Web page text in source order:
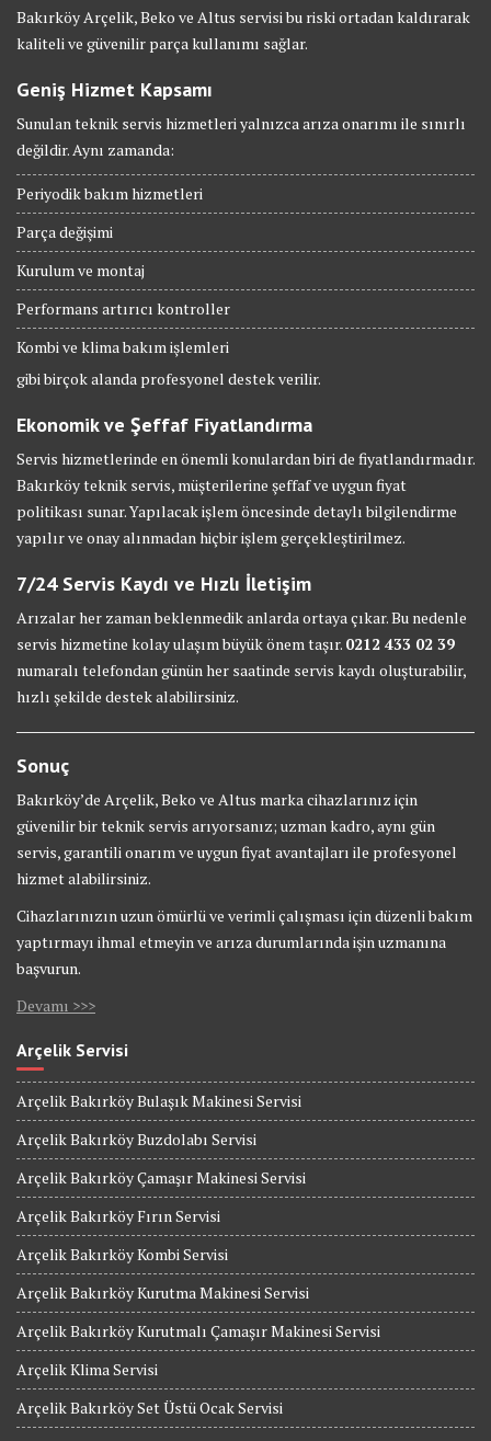
Bakırköy Arçelik, Beko ve Altus servisi bu riski ortadan kaldırarak
kaliteli ve güvenilir parça kullanımı sağlar.
Geniş Hizmet Kapsamı
Sunulan teknik servis hizmetleri yalnızca arıza onarımı ile sınırlı
değildir. Aynı zamanda:
Periyodik bakım hizmetleri
Parça değişimi
Kurulum ve montaj
Performans artırıcı kontroller
Kombi ve klima bakım işlemleri
gibi birçok alanda profesyonel destek verilir.
Ekonomik ve Şeffaf Fiyatlandırma
Servis hizmetlerinde en önemli konulardan biri de fiyatlandırmadır.
Bakırköy teknik servis, müşterilerine şeffaf ve uygun fiyat
politikası sunar. Yapılacak işlem öncesinde detaylı bilgilendirme
yapılır ve onay alınmadan hiçbir işlem gerçekleştirilmez.
7/24 Servis Kaydı ve Hızlı İletişim
Arızalar her zaman beklenmedik anlarda ortaya çıkar. Bu nedenle
servis hizmetine kolay ulaşım büyük önem taşır. 0212 433 02 39
numaralı telefondan günün her saatinde servis kaydı oluşturabilir,
hızlı şekilde destek alabilirsiniz.
Sonuç
Bakırköy’de Arçelik, Beko ve Altus marka cihazlarınız için
güvenilir bir teknik servis arıyorsanız; uzman kadro, aynı gün
servis, garantili onarım ve uygun fiyat avantajları ile profesyonel
hizmet alabilirsiniz.
Cihazlarınızın uzun ömürlü ve verimli çalışması için düzenli bakım
yaptırmayı ihmal etmeyin ve arıza durumlarında işin uzmanına
başvurun.
Devamı >>>
Arçelik Servisi
Arçelik Bakırköy Bulaşık Makinesi Servisi
Arçelik Bakırköy Buzdolabı Servisi
Arçelik Bakırköy Çamaşır Makinesi Servisi
Arçelik Bakırköy Fırın Servisi
Arçelik Bakırköy Kombi Servisi
Arçelik Bakırköy Kurutma Makinesi Servisi
Arçelik Bakırköy Kurutmalı Çamaşır Makinesi Servisi
Arçelik Klima Servisi
Arçelik Bakırköy Set Üstü Ocak Servisi